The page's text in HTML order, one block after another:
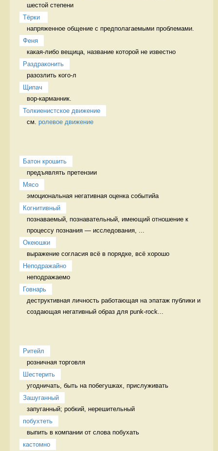
шестой степени
Тёрки
напряженное общение с предполагаемыми проблемами.
Феня
какая-либо вещица, название которой не известно
Раздраконить
разозлить кого-л
Щипач
вор-карманник.
Толкиенистское движение
см. ролевое движение
Батон крошить
предъявлять претензии
Мясо
эмоциональная негативная оценка событийа
Когнитивный
познаваемый, познавательный, имеющий отношение к
процессу познания — исследования, ...
Океюшки
выражение согласия всё в порядке, всё хорошо
Неподражайно
неподражаемо
Говнарь
деструктивная личность работающая на эпатаж публики и
создающая негативный образ для punk-rock...
Ритейл
розничная торговля
Шестерить
угодничать, быть на побегушках, прислуживать
Зашуганный
запуганный; робкий, нерешительный
побухтеть
выпить в компании от слова побухать
кастомно